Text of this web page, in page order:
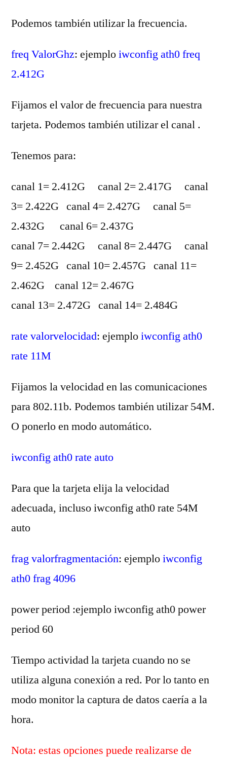
Podemos también utilizar la frecuencia.
freq ValorGhz: ejemploiwconfig ath0 freq
2.412G
Fijamos el valor de frecuencia para nuestra
tarjeta. Podemos también utilizar el canal .
Tenemos para:
canal 1= 2.412G canal 2= 2.417G canal
3= 2.422G canal 4= 2.427G canal 5=
2.432G canal 6= 2.437G
canal 7= 2.442G canal 8= 2.447G canal
9= 2.452G canal 10= 2.457G canal 11=
2.462G canal 12= 2.467G
canal 13= 2.472G canal 14= 2.484G
rate valorvelocidad: ejemploiwconfig ath0
rate 11M
Fijamos la velocidad en las comunicaciones
para 802.11b. Podemos también utilizar 54M.
O ponerlo en modo automático.
iwconfig ath0 rate auto
Para que la tarjeta elija la velocidad
adecuada, incluso iwconfig ath0 rate 54M
auto
frag valorfragmentación: ejemploiwconfig
ath0 frag 4096
power period :ejemplo iwconfig ath0 power
period 60
Tiempo actividad la tarjeta cuando no se
utiliza alguna conexión a red. Por lo tanto en
modo monitor la captura de datos caería a la
hora.
Nota: estas opciones puede realizarse de